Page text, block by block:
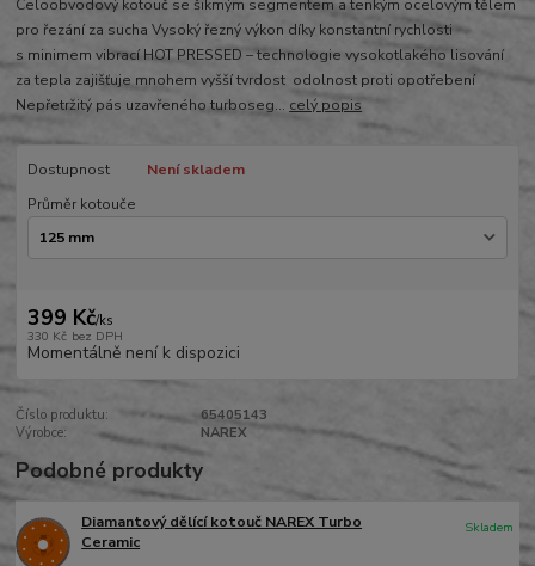
Celoobvodový kotouč se šikmým segmentem a tenkým ocelovým tělem
pro řezání za sucha Vysoký řezný výkon díky konstantní rychlosti
s minimem vibrací HOT PRESSED – technologie vysokotlakého lisování
za tepla zajišťuje mnohem vyšší tvrdost odolnost proti opotřebení
Nepřetržitý pás uzavřeného turboseg... celý popis
Dostupnost
Není skladem
Průměr kotouče
399 Kč/ks
330 Kč bez DPH
Momentálně není k dispozici
Číslo produktu:
65405143
Výrobce:
NAREX
Podobné produkty
Diamantový dělící kotouč NAREX Turbo
Ceramic
Skladem